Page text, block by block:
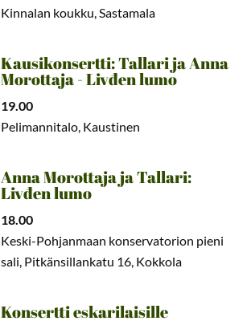
Kinnalan koukku, Sastamala
Kausikonsertti: Tallari ja Anna
Morottaja - Livđen lumo
19.00
Pelimannitalo, Kaustinen
Anna Morottaja ja Tallari:
Livđen lumo
18.00
Keski-Pohjanmaan konservatorion pieni
sali, Pitkänsillankatu 16, Kokkola
Konsertti eskarilaisille